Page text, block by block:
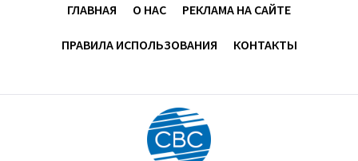
ГЛАВНАЯ О НАС РЕКЛАМА НА САЙТЕ
ПРАВИЛА ИСПОЛЬЗОВАНИЯ КОНТАКТЫ